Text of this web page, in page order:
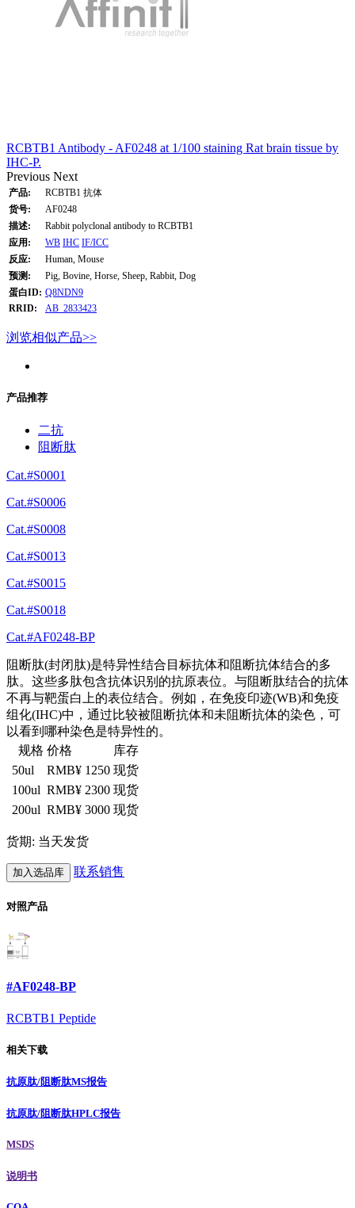
RCBTB1 Antibody - AF0248 at 1/100 staining Rat brain tissue by
IHC-P.
Previous Next
产品:
RCBTB1 抗体
货号:
AF0248
描述:
Rabbit polyclonal antibody to RCBTB1
应用:
WB IHC IF/ICC
反应:
Human, Mouse
预测:
Pig, Bovine, Horse, Sheep, Rabbit, Dog
蛋白ID: Q8NDN9
RRID:
AB_2833423
浏览相似产品>>
产品推荐
二抗
阻断肽
Cat.#S0001
Cat.#S0006
Cat.#S0008
Cat.#S0013
Cat.#S0015
Cat.#S0018
Cat.#AF0248-BP
阻断肽(封闭肽)是特异性结合目标抗体和阻断抗体结合的多
肽。这些多肽包含抗体识别的抗原表位。与阻断肽结合的抗体
不再与靶蛋白上的表位结合。例如，在免疫印迹(WB)和免疫
组化(IHC)中，通过比较被阻断抗体和未阻断抗体的染色，可
以看到哪种染色是特异性的。
规格 价格
库存
50ul
RMB¥ 1250 现货
100ul RMB¥ 2300 现货
200ul RMB¥ 3000 现货
货期: 当天发货
加入选品库 联系销售
对照产品
#AF0248-BP
RCBTB1 Peptide
相关下载
抗原肽/阻断肽MS报告
抗原肽/阻断肽HPLC报告
MSDS
说明书